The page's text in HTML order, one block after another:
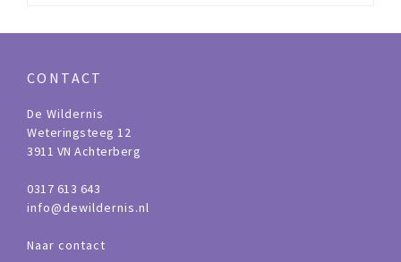
CONTACT
De Wildernis
Weteringsteeg 12
3911 VN Achterberg
0317 613 643
info@dewildernis.nl
Naar contact